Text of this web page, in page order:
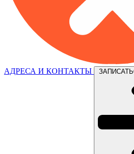
АДРЕСА И КОНТАКТЫ